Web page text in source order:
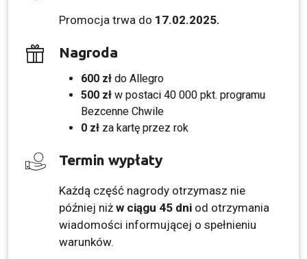
Promocja trwa do 17.02.2025.
Nagroda
600 zł do Allegro
500 zł w postaci 40 000 pkt. programu
Bezcenne Chwile
0 zł za kartę przez rok
Termin wypłaty
Każdą część nagrody otrzymasz nie
później niż w ciągu 45 dni od otrzymania
wiadomości informującej o spełnieniu
warunków.